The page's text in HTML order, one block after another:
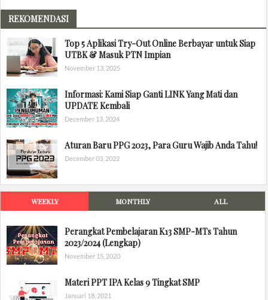
REKOMENDASI
Top 5 Aplikasi Try-Out Online Berbayar untuk Siap
UTBK & Masuk PTN Impian
November 13, 2025
Informasi: Kami Siap Ganti LINK Yang Mati dan
UPDATE Kembali
December 13, 2024
Aturan Baru PPG 2023, Para Guru Wajib Anda Tahu!
December 03, 2022
WEEKLY MONTHLY ALL
Perangkat Pembelajaran K13 SMP-MTs Tahun
2023/2024 (Lengkap)
November 15, 2020
Materi PPT IPA Kelas 9 Tingkat SMP
Januari 18, 2021